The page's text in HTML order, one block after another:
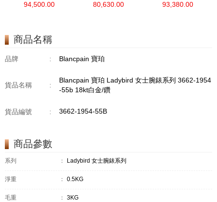
94,500.00 80,630.00 93,380.00
商品名稱
品牌 : Blancpain 寶珀
貨品名稱 :
Blancpain 寶珀 Ladybird 女士腕錶系列 3662-1954
-55b 18kt白金/鑽
貨品編號 : 3662-1954-55B
商品參數
系列 ： Ladybird 女士腕錶系列
淨重 ： 0.5KG
毛重 ： 3KG